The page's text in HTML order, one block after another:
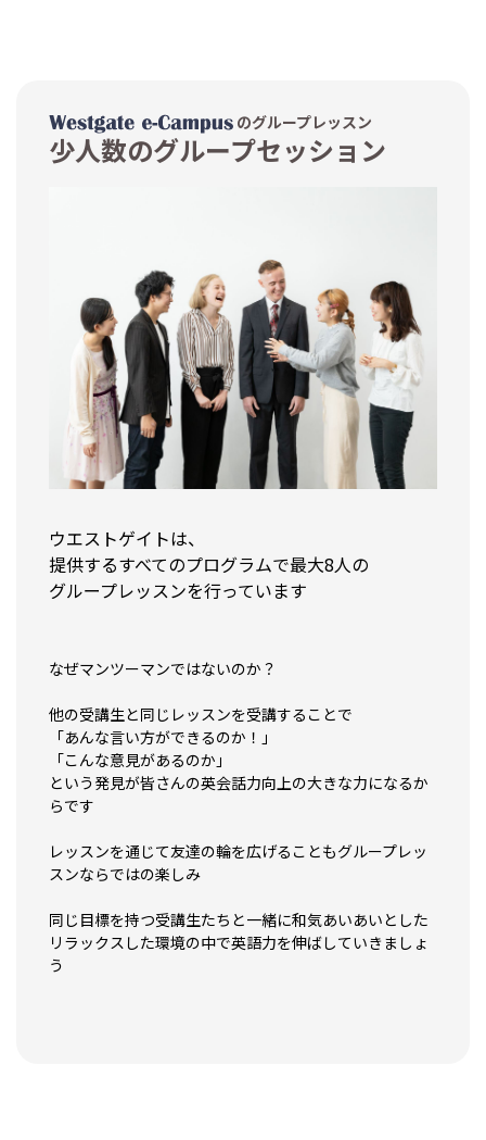
のグループレッスン
少人数のグループセッション
ウエストゲイトは、
提供するすべてのプログラムで最大8人の
グループレッスンを行っています
なぜマンツーマンではないのか？
他の受講生と同じレッスンを受講することで
「あんな言い方ができるのか！」
「こんな意見があるのか」
という発見が皆さんの英会話力向上の大きな力になるか
らです
レッスンを通じて友達の輪を広げることもグループレッ
スンならではの楽しみ
同じ目標を持つ受講生たちと一緒に和気あいあいとした
リラックスした環境の中で英語力を伸ばしていきましょ
う